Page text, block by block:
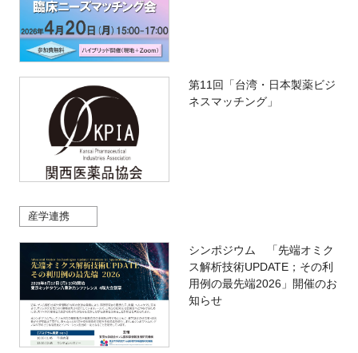
第11回「台湾・日本製薬ビジ
ネスマッチング」
産学連携
シンポジウム 「先端オミク
ス解析技術UPDATE；その利
用例の最先端2026」開催のお
知らせ